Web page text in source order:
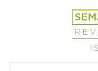
Revista
Científica
Semana